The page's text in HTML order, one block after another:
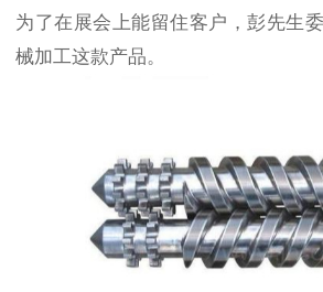
为了在展会上能留住客户，彭先生
械加工这款产品。